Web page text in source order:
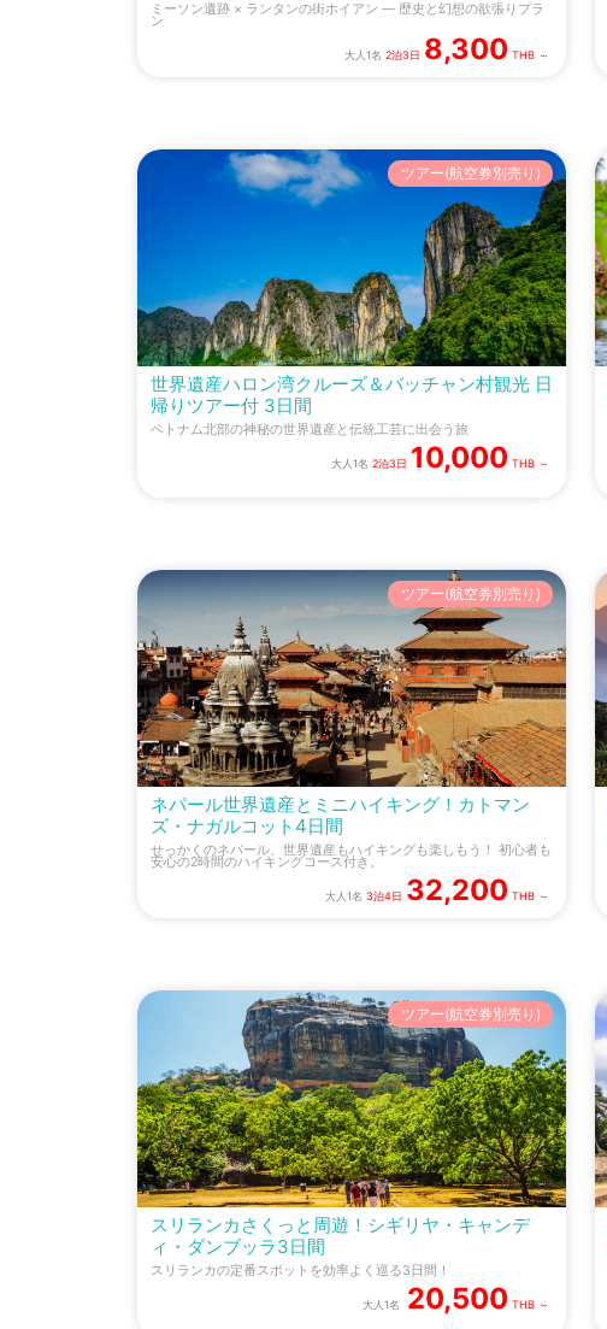
ミーソン遺跡 × ランタンの街ホイアン — 歴史と幻想の欲張りプラ
ン
大人1名 2泊3日 8,300 THB ～
世界遺産ハロン湾クルーズ＆バッチャン村観光 日
帰りツアー付 3日間
ベトナム北部の神秘の世界遺産と伝統工芸に出会う旅
ツアー(航空券別売り)
大人1名 2泊3日 10,000 THB ～
ネパール世界遺産とミニハイキング！カトマン
ズ・ナガルコット4日間
せっかくのネパール、世界遺産もハイキングも楽しもう！ 初心者も
安心の2時間のハイキングコース付き。
ツアー(航空券別売り)
大人1名 3泊4日 32,200 THB ～
スリランカさくっと周遊！シギリヤ・キャンデ
ィ・ダンブッラ3日間
スリランカの定番スポットを効率よく巡る3日間！
ツアー(航空券別売り)
大人1名 20,500 THB ～